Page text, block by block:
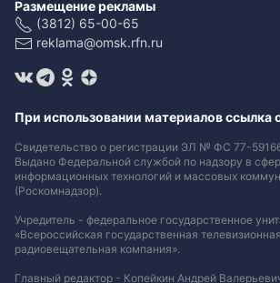
Размещение рекламы
(3812) 65-00-65
reklama@omsk.rfn.ru
При использовании материалов ссылка
Свидетельство о регистрации ЭЛ № ФС 77-
Выдано Федеральной службой по надзору в
информационных технологий и массовых
(Роскомнадзор).
Учредитель - федеральное государственное
«Всероссийская государственная
радиовещательная компания».
Главный редактор - Копейкин Андрей